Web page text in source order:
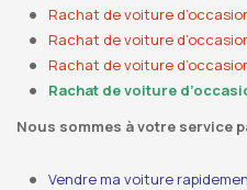
Rachat de voiture
Rachat de voiture
Rachat de voiture
Rachat de voiture
Nous sommes à votre service
Vendre ma voiture